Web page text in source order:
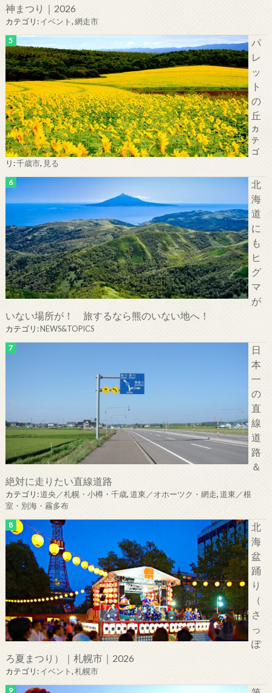
神まつり｜2026
カテゴリ:イベント,網走市
パ
レ
ッ
ト
の
丘
カ
テ
ゴ
リ:千歳市, 見る
北
海
道
に
も
ヒ
グ
マ
が
いない場所が！ 旅するなら熊のいない地へ！
カテゴリ:NEWS&TOPICS
日
本
一
の
直
線
道
路
＆
絶対に走りたい直線道路
カテゴリ:道央／札幌・小樽・千歳,道東／オホーツク・網走,道東／根
室・別海・霧多布
北
海
盆
踊
り
（
さ
っ
ぽ
ろ夏まつり）｜札幌市｜2026
カテゴリ:イベント,札幌市